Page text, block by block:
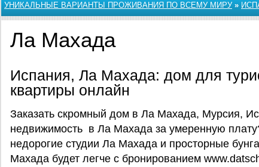
УНИКАЛЬНЫЕ ВАРИАНТЫ ПРОЖИВАНИЯ ПО ВСЕМУ МИРУ»
Ла Махада
Испания, Ла Махада: дом для
квартиры онлайн
Заказать скромный дом в Ла Махада, Мурсия,
недвижимость в Ла Махада за умеренную
недорогие студии Ла Махада и просторные
Махада будет легче с бронированием